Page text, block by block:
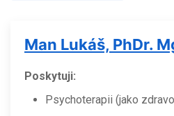
Man Lukáš, PhDr.
Poskytuji:
Psychoterapii (jako